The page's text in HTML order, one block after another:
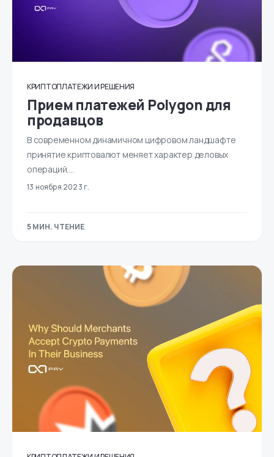
КРИПТОПЛАТЕЖИ И РЕШЕНИЯ
Прием платежей Polygon для
продавцов
В современном динамичном цифровом ландшафте
принятие криптовалют меняет характер деловых
операций.…
13 ноября 2023 г.
5 МИН. ЧТЕНИЕ